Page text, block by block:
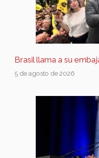
Brasil llama a su
5 de agosto de 2026